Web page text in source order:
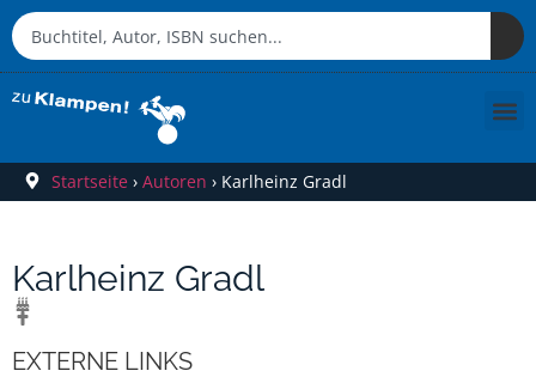
Startseite › Autoren › Karlheinz Gradl
Karlheinz Gradl
EXTERNE LINKS